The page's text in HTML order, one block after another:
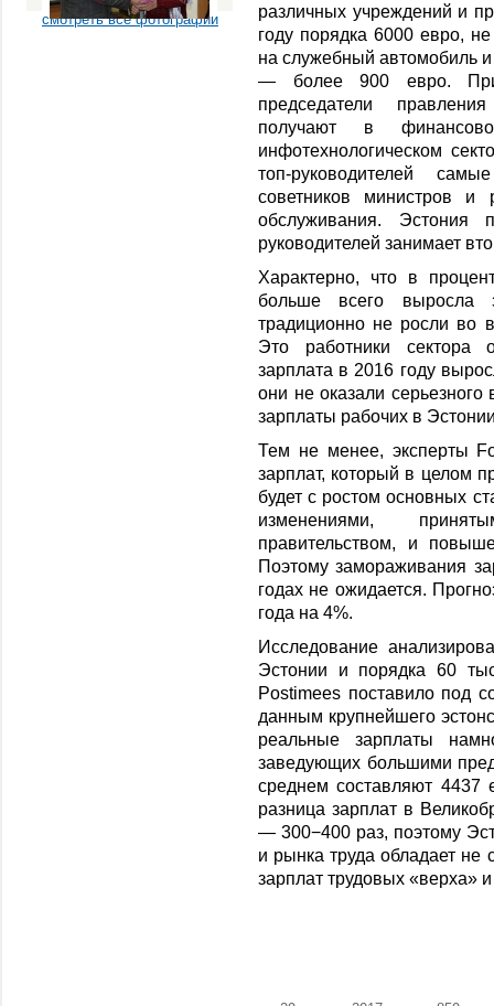
смотреть все фотографии
различных учреждений и
году порядка 6000 евро,
на служебный автомобиль
— более 900 евро.
председатели
получают в
инфотехнологическом
топ-руководителей
советников министров и
обслуживания. Эстония
руководителей занимает
Характерно, что в
больше всего выросла
традиционно не росли во
Это работники сектора
зарплата в 2016 году
они не оказали серьезного
зарплаты рабочих в
Тем не менее, эксперты
зарплат, который в целом
будет с ростом основных
изменениями,
правительством, и
Поэтому замораживания
годах не ожидается.
года на 4%.
Исследование
Эстонии и порядка 60
Postimees поставило под
данным крупнейшего
реальные зарплаты
заведующих большими
среднем составляют 4437
разница зарплат в
— 300−400 раз, поэтому
и рынка труда обладает
зарплат трудовых «верха»